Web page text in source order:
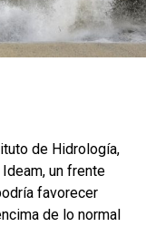
de Hidrología,
un frente
favorecer
de lo normal